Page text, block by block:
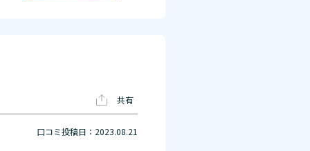
共有
口コミ投稿日：2023.08.21